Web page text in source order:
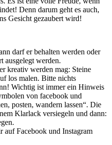
Denn darum geht es auch,
Gesicht gezaubert wird!
darf er behalten werden oder
ausgelegt werden.
kreativ werden mag: Steine
los malen. Bitte nichts
Wichtig ist immer ein Hinweis
von facebook und
posten, wandern lassen“. Die
Klarlack versiegeln und dann:
auf Facebook und Instagram